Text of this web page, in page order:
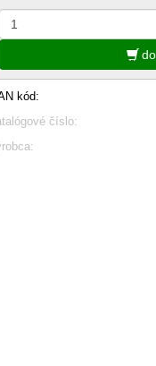
do
kód:
číslo: